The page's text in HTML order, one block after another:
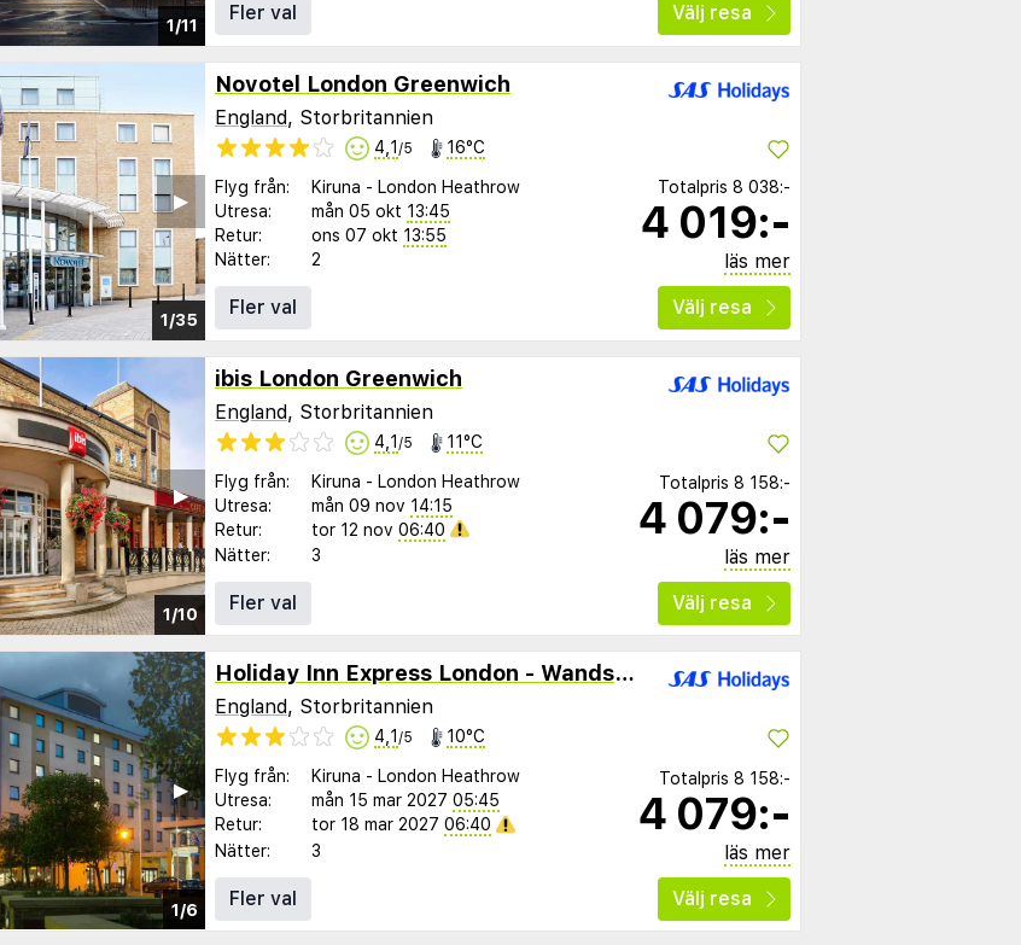
1/11
Fler val
Välj resa
1/35
▶︎
Novotel London Greenwich
England, Storbritannien
4,1 /5 16°C
Flyg från: Kiruna - London Heathrow
Utresa:
mån 05 okt 13:45
Retur:
ons 07 okt 13:55
Nätter:
2
Totalpris 8 038:-
4 019:-
läs mer
Fler val
Välj resa
1/10
▶︎
ibis London Greenwich
England, Storbritannien
4,1 /5 11°C
Flyg från: Kiruna - London Heathrow
Utresa:
mån 09 nov 14:15
Retur:
tor 12 nov 06:40
Nätter:
3
Totalpris 8 158:-
4 079:-
läs mer
Fler val
Välj resa
1/6
▶︎
Holiday Inn Express London - Wandsworth
England, Storbritannien
4,1 /5 10°C
Flyg från: Kiruna - London Heathrow
Utresa:
mån 15 mar 2027 05:45
Retur:
tor 18 mar 2027 06:40
Nätter:
3
Totalpris 8 158:-
4 079:-
läs mer
Fler val
Välj resa